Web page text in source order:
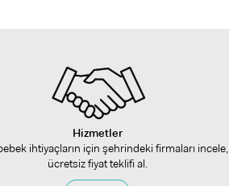
Hizmetler
ihtiyaçların için şehrindeki firmaları incele,
ücretsiz fiyat teklifi al.